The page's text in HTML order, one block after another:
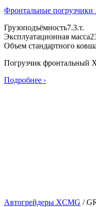
Фронтальные
Грузоподъёмность7.3.т.
Эксплуатационная масса
Объем стандартного
Погрузчик фронтальный
Подробнее ›
Автогрейдеры XCMG /